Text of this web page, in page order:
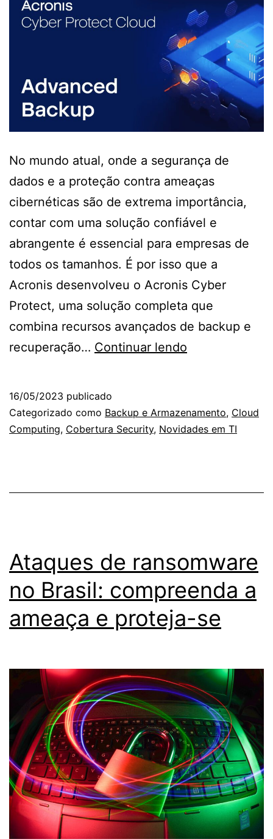
No mundo atual, onde a segurança de
dados e a proteção contra ameaças
cibernéticas são de extrema importância,
contar com uma solução confiável e
abrangente é essencial para empresas de
todos os tamanhos. É por isso que a
Acronis desenvolveu o Acronis Cyber
Protect, uma solução completa que
combina recursos avançados de backup e
recuperação… Continuar lendo
A
Solução
Proteção
e
Segurança
Cibernética
16/05/2023 publicado
Categorizado como Backup e Armazenamento, Cloud
Computing, Cobertura Security, Novidades em TI
Ataques de ransomware
no Brasil: compreenda a
ameaça e proteja-se